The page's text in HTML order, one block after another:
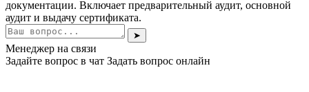
документации. Включает предварительный аудит, основной
аудит и выдачу сертификата.
➤
Менеджер на связи
Задайте вопрос в чат Задать вопрос онлайн